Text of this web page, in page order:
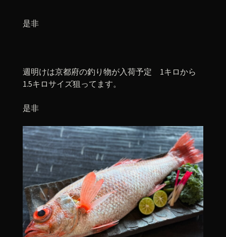
是非
週明けは京都府の釣り物が入荷予定 1キロから
1.5キロサイズ狙ってます。
是非